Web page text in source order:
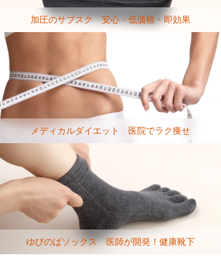
加圧のサブスク 安心・低価格・即効果
メディカルダイエット 医院でラク痩せ
ゆびのばソックス 医師が開発！健康靴下